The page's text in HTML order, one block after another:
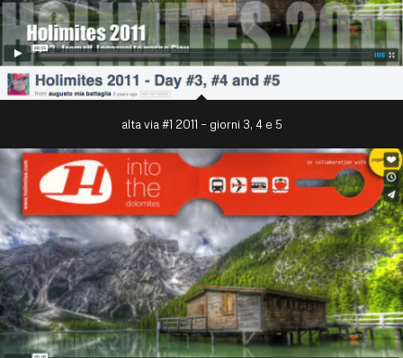
alta via #1 2011 – giorni 3, 4 e 5